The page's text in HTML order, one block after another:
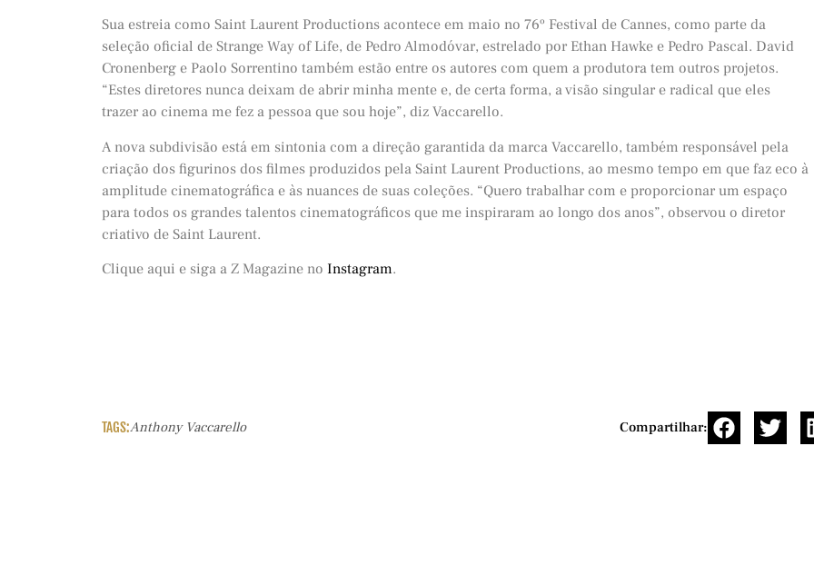
Sua estreia como Saint Laurent Productions acontece em maio no 76º Festival de Cannes, como parte da
seleção oficial de Strange Way of Life, de Pedro Almodóvar, estrelado por Ethan Hawke e Pedro Pascal. David
Cronenberg e Paolo Sorrentino também estão entre os autores com quem a produtora tem outros projetos.
“Estes diretores nunca deixam de abrir minha mente e, de certa forma, a visão singular e radical que eles
trazer ao cinema me fez a pessoa que sou hoje”, diz Vaccarello.
A nova subdivisão está em sintonia com a direção garantida da marca Vaccarello, também responsável pela
criação dos figurinos dos filmes produzidos pela Saint Laurent Productions, ao mesmo tempo em que faz eco à
amplitude cinematográfica e às nuances de suas coleções. “Quero trabalhar com e proporcionar um espaço
para todos os grandes talentos cinematográficos que me inspiraram ao longo dos anos”, observou o diretor
criativo de Saint Laurent.
Clique aqui e siga a Z Magazine no Instagram.
TAGS:Anthony Vaccarello Compartilhar: